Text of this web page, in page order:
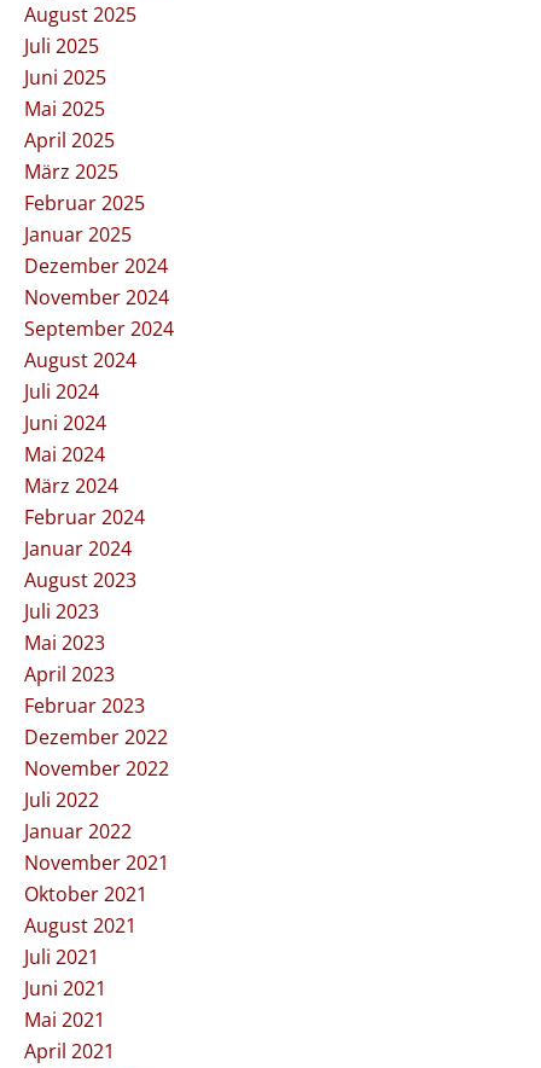
August 2025
Juli 2025
Juni 2025
Mai 2025
April 2025
März 2025
Februar 2025
Januar 2025
Dezember 2024
November 2024
September 2024
August 2024
Juli 2024
Juni 2024
Mai 2024
März 2024
Februar 2024
Januar 2024
August 2023
Juli 2023
Mai 2023
April 2023
Februar 2023
Dezember 2022
November 2022
Juli 2022
Januar 2022
November 2021
Oktober 2021
August 2021
Juli 2021
Juni 2021
Mai 2021
April 2021